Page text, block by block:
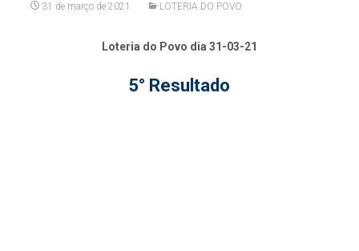
31 de março de 2021 LOTERIA DO POVO
Loteria do Povo dia 31-03-21
5° Resultado